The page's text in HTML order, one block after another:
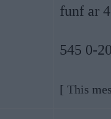
funf ar
545 0-
[ This